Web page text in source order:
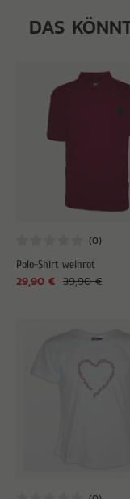
DAS
Polo-Shirt weinrot
39,90 €
29,90 €